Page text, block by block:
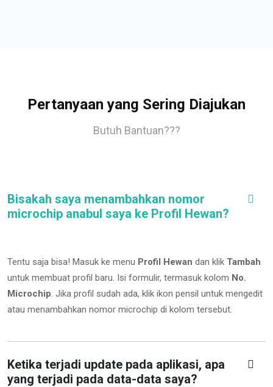
Pertanyaan yang Sering Diajukan
Butuh Bantuan???
Bisakah saya menambahkan nomor
microchip anabul saya ke Profil Hewan?
Tentu saja bisa! Masuk ke menu Profil Hewan dan klik Tambah
untuk membuat profil baru. Isi formulir, termasuk kolom No.
Microchip. Jika profil sudah ada, klik ikon pensil untuk mengedit
atau menambahkan nomor microchip di kolom tersebut.
Ketika terjadi update pada aplikasi, apa
yang terjadi pada data-data saya?